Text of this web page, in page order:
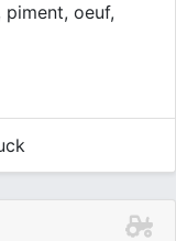
piment, oeuf,